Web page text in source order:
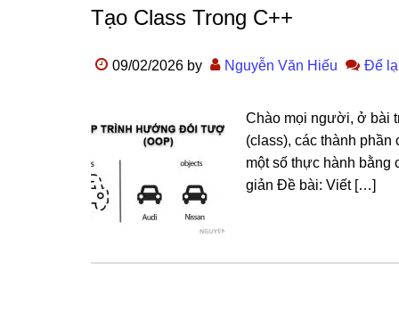
Tạo Class Trong C++
09/02/2026 by Nguyễn Văn Hiếu Để
Chào mọi người, ở bài
(class), các thành phần
một số thực hành bằng
giản Đề bài: Viết […]